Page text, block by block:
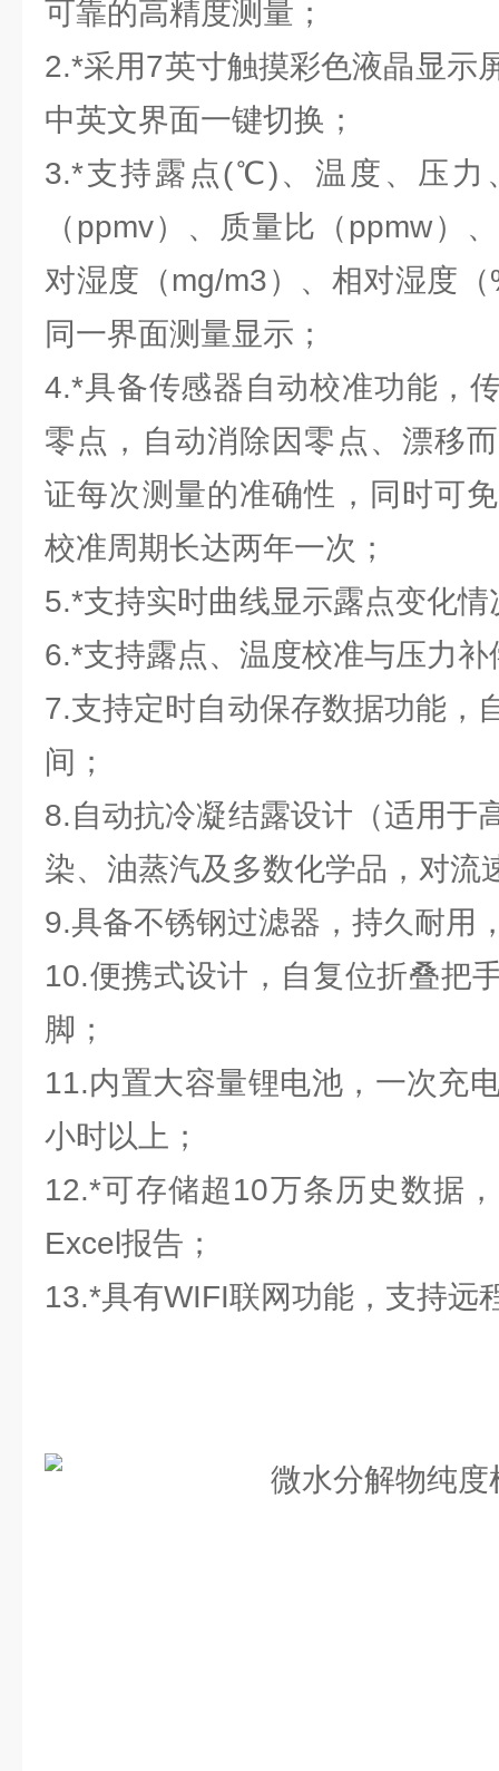
可靠的高精度测量；
2.*采用7英寸触摸彩色液晶显示
中英文界面一键切换；
3.*支持露点(℃)、温度、压力
（ppmv）、质量比（ppmw）
对湿度（mg/m3）、相对湿度
同一界面测量显示；
4.*具备传感器自动校准功能，
零点，自动消除因零点、漂移
证每次测量的准确性，同时可
校准周期长达两年一次；
5.*支持实时曲线显示露点变化情
6.*支持露点、温度校准与压力补
7.支持定时自动保存数据功能，
间；
8.自动抗冷凝结露设计（适用于
染、油蒸汽及多数化学品，对流
9.具备不锈钢过滤器，持久耐用
10.便携式设计，自复位折叠把
脚；
11.内置大容量锂电池，一次充
小时以上；
12.*可存储超10万条历史数据
Excel报告；
13.*具有WIFI联网功能，支持远